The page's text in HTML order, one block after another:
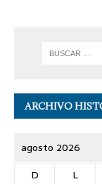
ARCHIVO
agosto 2026
D
L